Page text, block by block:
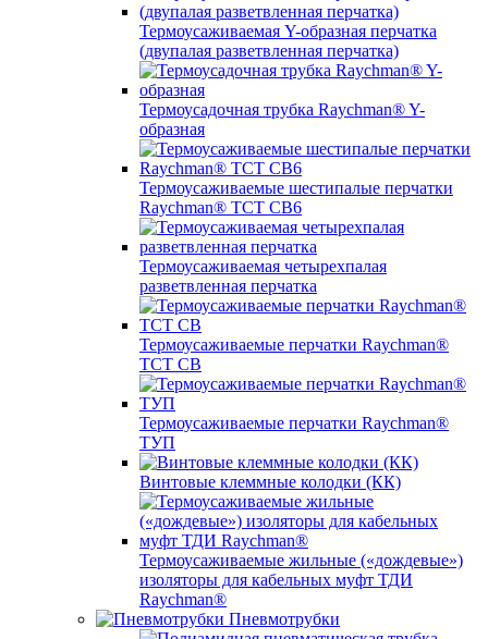
Термоусаживаемая Y-образная перчатка
(двупалая разветвленная перчатка)
Термоусадочная трубка Raychman® Y-
образная
Термоусаживаемые шестипалые перчатки
Raychman® ТСТ СВ6
Термоусаживаемая четырехпалая
разветвленная перчатка
Термоусаживаемые перчатки Raychman®
TCT CB
Термоусаживаемые перчатки Raychman®
ТУП
Винтовые клеммные колодки (КК)
Термоусаживаемые жильные («дождевые»)
изоляторы для кабельных муфт ТДИ
Raychman®
Пневмотрубки